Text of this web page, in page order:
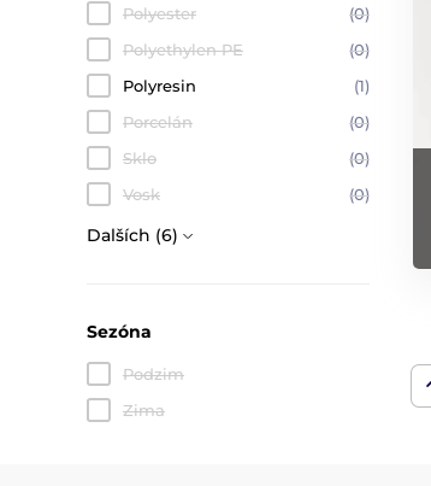
Polyester
(0)
Polyethylen PE
(0)
Polyresin
(1)
Porcelán
(0)
Sklo
(0)
Vosk
(0)
Dalších (6)
Sezóna
Podzim
Zima